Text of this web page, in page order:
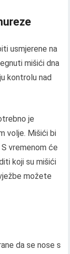
usmjerene na
mišići dna
kontrolu nad
je
volje. Mišići bi
vremenom će
koji su mišići
možete
da se nose s